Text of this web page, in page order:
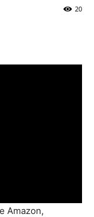
20
Amazon,